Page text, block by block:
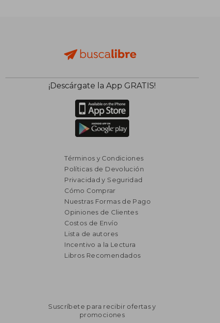
¡Descárgate la App GRATIS!
Términos y Condiciones
Políticas de Devolución
Privacidad y Seguridad
Cómo Comprar
Nuestras Formas de Pago
Opiniones de Clientes
Costos de Envío
Lista de autores
Incentivo a la Lectura
Libros Recomendados
Suscríbete para recibir ofertas y
promociones